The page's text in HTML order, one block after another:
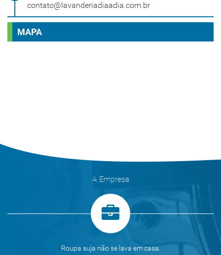
contato@lavanderiadiaadia.com.br
MAPA
A Empresa
Roupa suja não se lava em casa.